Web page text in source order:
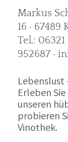
Markus
16 ·
Tel.: 06321
952687 ·
Lebenslust
Erleben
unseren
probieren
Vinothek.